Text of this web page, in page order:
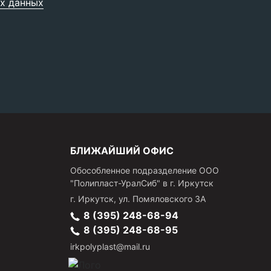
данных
БЛИЖАЙШИЙ ОФИС
Обособленное подразделение ООО
"Полипласт-УралСиб" в г. Иркутск
г. Иркутск, ул. Помяловского 3А
8 (395) 248-68-94
8 (395) 248-68-95
irkpolyplast@mail.ru